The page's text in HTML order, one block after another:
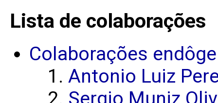
Lista de colaborações
Colaborações
Antonio Luiz
Sergio Muniz